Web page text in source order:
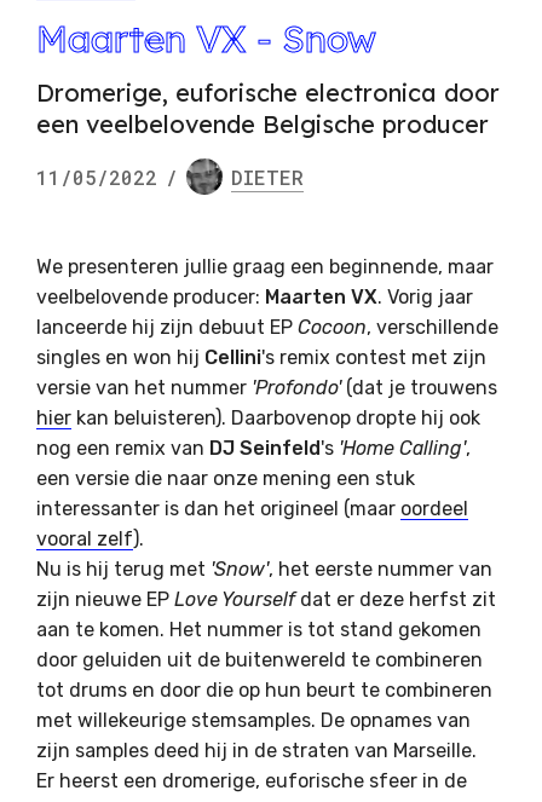
Maarten VX - Snow
Dromerige, euforische electronica door
een veelbelovende Belgische producer
11/05/2022 / DIETER
We presenteren jullie graag een beginnende, maar
veelbelovende producer: Maarten VX. Vorig jaar
lanceerde hij zijn debuut EP Cocoon, verschillende
singles en won hij Cellini's remix contest met zijn
versie van het nummer 'Profondo'(dat je trouwens
hier kan beluisteren). Daarbovenop dropte hij ook
nog een remix van DJ Seinfeld 's 'Home Calling',
een versie die naar onze mening een stuk
interessanter is dan het origineel (maar oordeel
vooral zelf).
Nu is hij terug met 'Snow', het eerste nummer van
zijn nieuwe EP Love Yourselfdat er deze herfst zit
aan te komen. Het nummer is tot stand gekomen
door geluiden uit de buitenwereld te combineren
tot drums en door die op hun beurt te combineren
met willekeurige stemsamples. De opnames van
zijn samples deed hij in de straten van Marseille.
Er heerst een dromerige, euforische sfeer in de